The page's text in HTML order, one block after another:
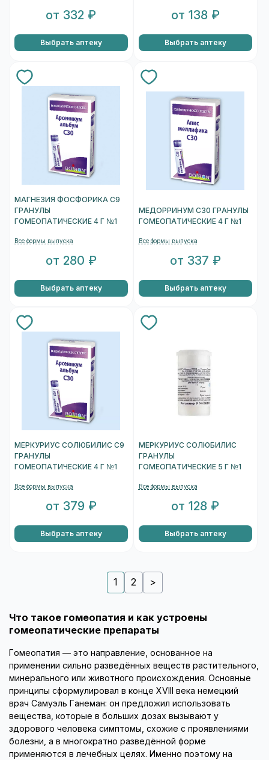
от 332 ₽
Выбрать аптеку
от 138 ₽
Выбрать аптеку
МАГНЕЗИЯ ФОСФОРИКА С9
ГРАНУЛЫ
ГОМЕОПАТИЧЕСКИЕ 4 Г №1
Все формы выпуска
от 280 ₽
Выбрать аптеку
МЕДОРРИНУМ C30 ГРАНУЛЫ
ГОМЕОПАТИЧЕСКИЕ 4 Г №1
Все формы выпуска
от 337 ₽
Выбрать аптеку
МЕРКУРИУС СОЛЮБИЛИС C9
ГРАНУЛЫ
ГОМЕОПАТИЧЕСКИЕ 4 Г №1
Все формы выпуска
от 379 ₽
Выбрать аптеку
МЕРКУРИУС СОЛЮБИЛИС
ГРАНУЛЫ
ГОМЕОПАТИЧЕСКИЕ 5 Г №1
Все формы выпуска
от 128 ₽
Выбрать аптеку
1 2 >
Что такое гомеопатия и как устроены
гомеопатические препараты
Гомеопатия — это направление, основанное на
применении сильно разведённых веществ растительного,
минерального или животного происхождения. Основные
принципы сформулировал в конце XVIII века немецкий
врач Самуэль Ганеман: он предложил использовать
вещества, которые в больших дозах вызывают у
здорового человека симптомы, схожие с проявлениями
болезни, а в многократно разведённой форме
применяются в лечебных целях. Именно поэтому на